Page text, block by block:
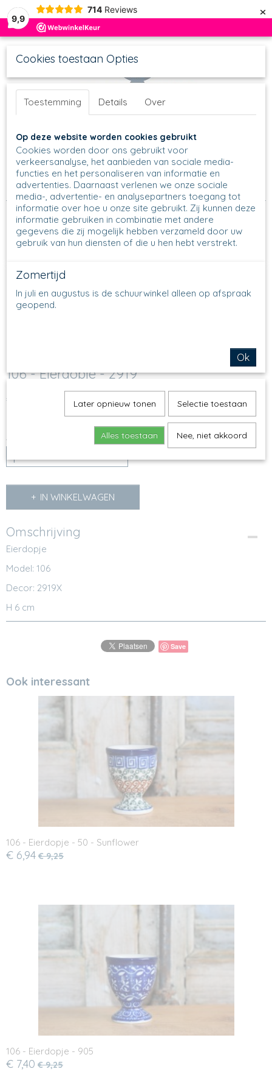
9,9
714 Reviews ×
Geen producten
Home>In de keuken>Kip & het ei> Eierdopjes>Eierdopje
106 - Eierdopje - 2919
106 - Eierdopje - 2919
€ 9,25 (inclusief btw 21%)
Op voorraad
Aantal
IN WINKELWAGEN
Omschrijving
Eierdopje
Model: 106
Decor: 2919X
H 6 cm
Save
Ook interessant
106 - Eierdopje - 50 - Sunflower
€ 6,94 € 9,25
106 - Eierdopje - 905
€ 7,40 € 9,25
Cookies toestaan Opties
Toestemming Details Over
Op deze website worden cookies gebruikt
Cookies worden door ons gebruikt voor
verkeersanalyse, het aanbieden van sociale media-
functies en het personaliseren van informatie en
advertenties. Daarnaast verlenen we onze sociale
media-, advertentie- en analysepartners toegang tot
informatie over hoe u onze site gebruikt. Zij kunnen deze
informatie gebruiken in combinatie met andere
gegevens die zij mogelijk hebben verzameld door uw
gebruik van hun diensten of die u hen hebt verstrekt.
Zomertijd
In juli en augustus is de schuurwinkel alleen op afspraak
geopend.
Ok
Later opnieuw tonen Selectie toestaan
Alles toestaan Nee, niet akkoord